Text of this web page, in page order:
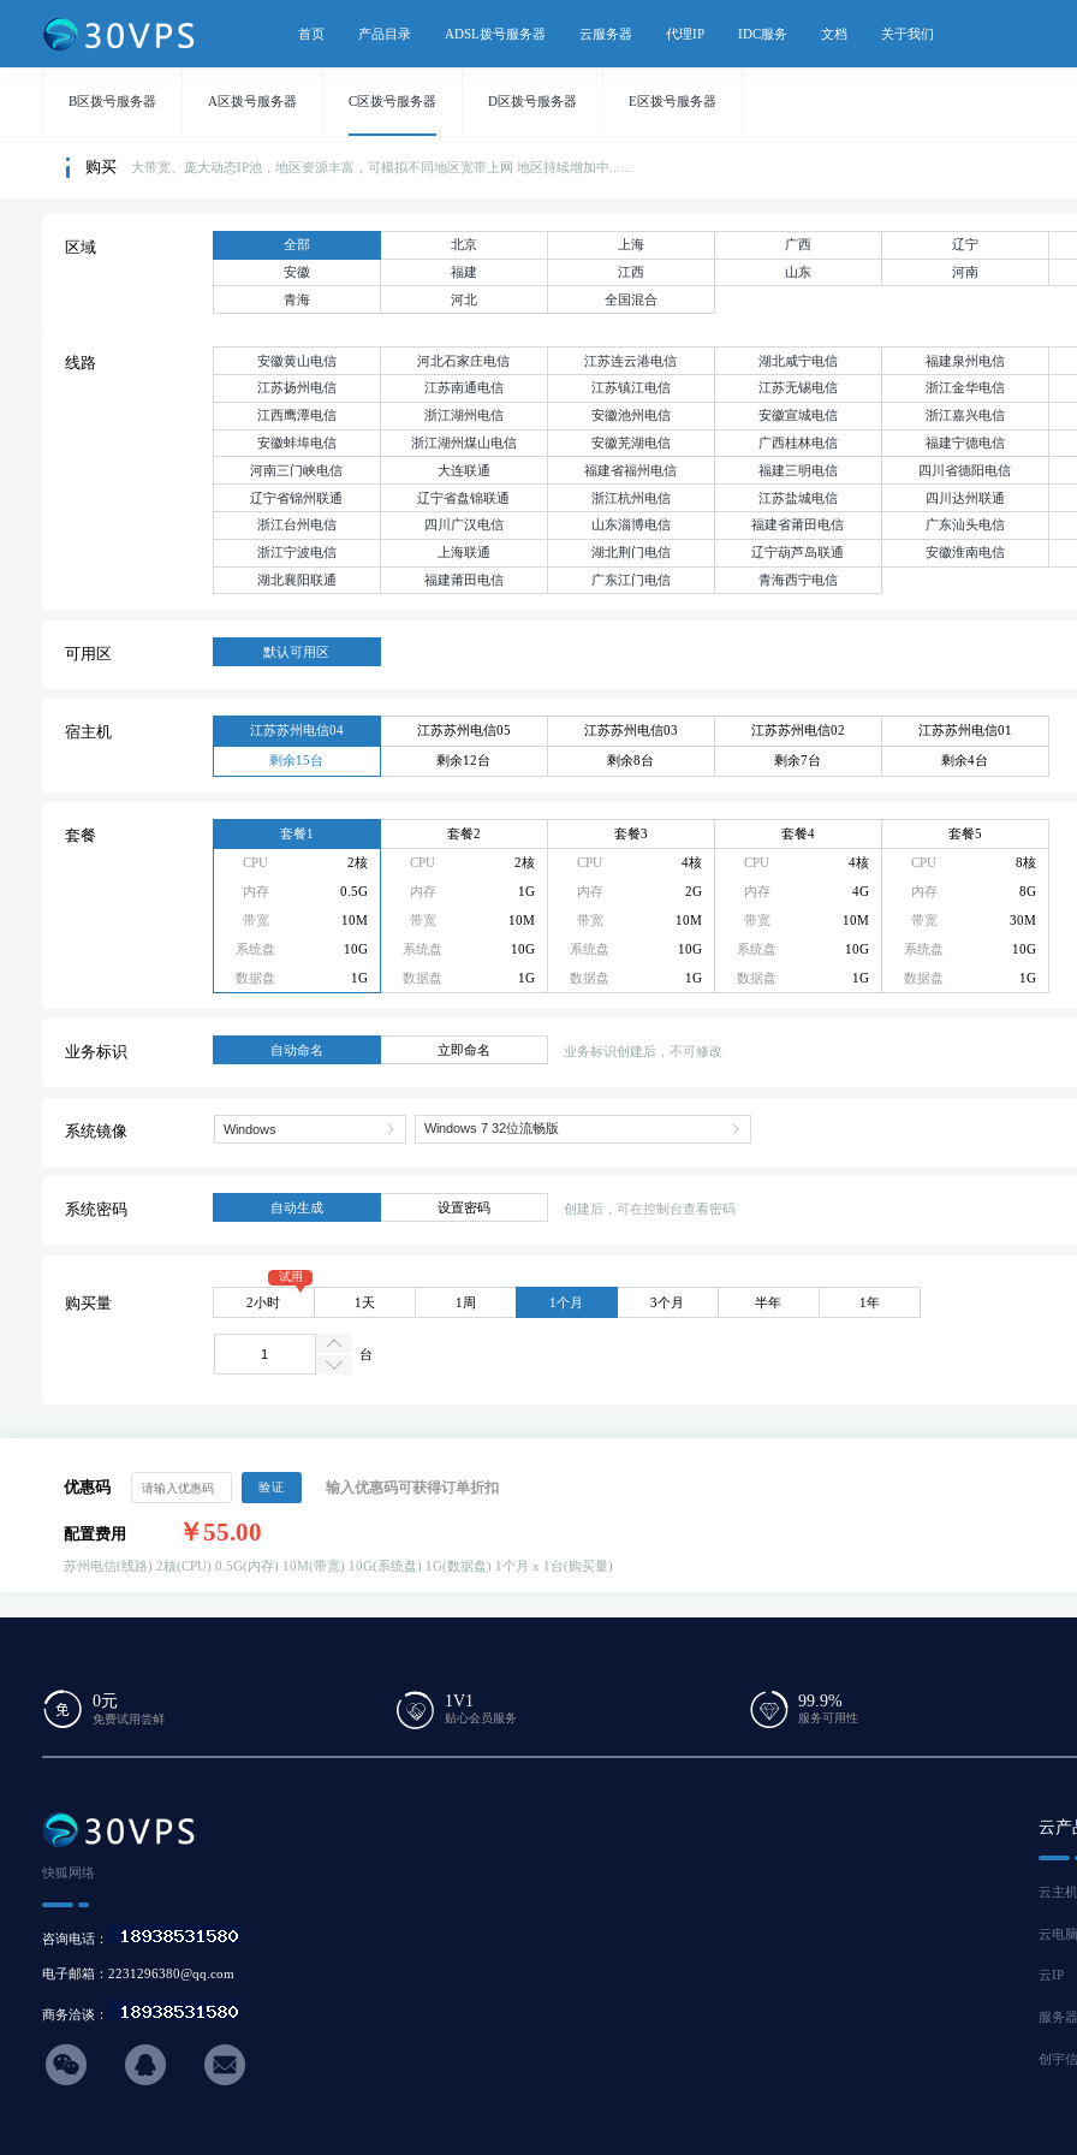
首页 产品目录 ADSL拨号服务器 云服务器 代理IP IDC服务 文档 关于我们
B区拨号服务器 A区拨号服务器 C区拨号服务器 D区拨号服务器 E区拨号服务器
购买 大带宽、庞大动态IP池，地区资源丰富，可模拟不同地区宽带上网 地区持续增加中......
区域 全部 北京 上海 广西
辽宁
安徽
福建 江西 山东
河南
青海
河北 全国混合
线路 安徽黄山电信 河北石家庄电信 江苏连云港电信 湖北咸宁电信
福建泉州电信
江苏扬州电信
江苏南通电信 江苏镇江电信 江苏无锡电信
浙江金华电信
江西鹰潭电信
浙江湖州电信 安徽池州电信 安徽宣城电信
浙江嘉兴电信
安徽蚌埠电信
浙江湖州煤山电信 安徽芜湖电信 广西桂林电信
福建宁德电信
河南三门峡电信
大连联通 福建省福州电信 福建三明电信
四川省德阳电信
辽宁省锦州联通
辽宁省盘锦联通 浙江杭州电信 江苏盐城电信
四川达州联通
浙江台州电信
四川广汉电信 山东淄博电信 福建省莆田电信
广东汕头电信
浙江宁波电信
上海联通 湖北荆门电信 辽宁葫芦岛联通
安徽淮南电信
湖北襄阳联通
福建莆田电信 广东江门电信 青海西宁电信
可用区 默认可用区
宿主机 江苏苏州电信04
剩余15台
江苏苏州电信05
剩余12台
江苏苏州电信03
剩余8台
江苏苏州电信02
剩余7台
江苏苏州电信01
剩余4台
套餐 套餐1
CPU
2核
内存
0.5G
带宽
10M
系统盘
10G
数据盘
1G
套餐2
CPU
2核
内存
1G
带宽
10M
系统盘
10G
数据盘
1G
套餐3
CPU
4核
内存
2G
带宽
10M
系统盘
10G
数据盘
1G
套餐4
CPU
4核
内存
4G
带宽
10M
系统盘
10G
数据盘
1G
套餐5
CPU
8核
内存
8G
带宽
30M
系统盘
10G
数据盘
1G
业务标识 自动命名 立即命名 业务标识创建后，不可修改
系统镜像
系统密码 自动生成 设置密码 创建后，可在控制台查看密码
购买量 2小时
试用
1天 1周 1个月 3个月 半年 1年
台
优惠码 验证 输入优惠码可获得订单折扣
配置费用 ￥55.00
苏州电信(线路) 2核(CPU) 0.5G(内存) 10M(带宽) 10G(系统盘) 1G(数据盘) 1个月 x 1台(购买量)
0元
免费试用尝鲜
1V1
贴心会员服务
99.9%
服务可用性
快狐网络
咨询电话：
电子邮箱：2231296380@qq.com
商务洽谈：
hicon34
云产
云主
云电
云IP
服务
创宇